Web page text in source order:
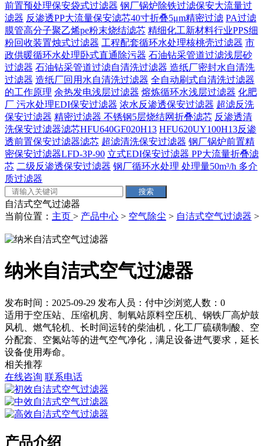
前置预处理保安袋式过滤器 钢厂锅炉除铁过滤保安大流量过
滤器 反渗透PP大流量保安滤芯40寸折叠5μm精密过滤 PA过滤
膜管高分子聚乙烯pe粉末烧结滤芯 精细化工新材料行业PPS细
粉回收装置烛式过滤器 工程配套循环水处理核桃壳过滤器 市
政供暖循环水处理卧式直通除污器 石油钻采管道过滤浅层砂
过滤器 石油钻采管道过滤自清洗过滤器 造纸厂密封水自清洗
过滤器 造纸厂回用水自清洗过滤器 全自动刷式自清洗过滤器
的工作原理 余热发电浅层过滤器 熔炼循环水浅层过滤器 化肥
厂 污水处理EDI保安过滤器 浓水反渗透保安过滤器 超滤反洗
保安过滤器 精密过滤器 不锈钢5层烧结网折叠滤芯 反渗透清
洗保安过滤器滤芯HFU640GF020H13 HFU620UY100H13反渗
透前置保安过滤器滤芯 超滤清洗保安过滤器 钢厂锅炉前置精
密保安过滤器LFD-3P-90 立式EDI保安过滤器 PP大流量折叠滤
芯 二级反渗透保安过滤器 钢厂循环水处理 处理量50m³/h 多介
质过滤器
自洁式空气过滤器
当前位置： 主页 > 产品中心 > 空气除尘 > 自洁式空气过滤器 >
纳米自洁式空气过滤器
发布时间：2025-09-29 发布人员：付中沙浏览人数： 0
适用于空压站、压缩机房、制氧站原料空压机、钢铁厂高炉鼓
风机、燃气轮机、长时间运转的柴油机，化工厂硫磺制酸、空
分配套、空氮站等的进气空气净化，满足设备进气要求，延长
设备使用寿命。
相关推荐
在线咨询 联系电话
产品介绍